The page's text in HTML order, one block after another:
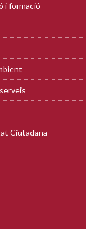
i formació
Ciutadana